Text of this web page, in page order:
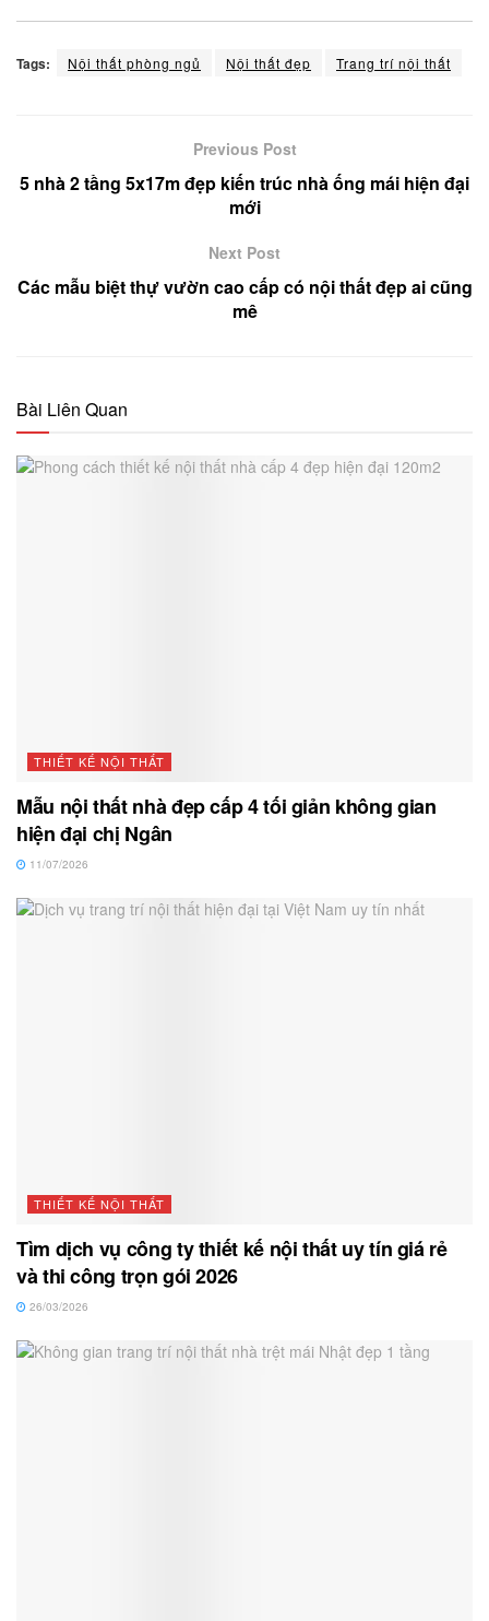
Tags: Nội thất phòng ngủ Nội thất đẹp Trang trí nội thất
Previous Post
5 nhà 2 tầng 5x17m đẹp kiến trúc nhà ống mái hiện đại
mới
Next Post
Các mẫu biệt thự vườn cao cấp có nội thất đẹp ai cũng
mê
Bài Liên Quan
THIẾT KẾ NỘI THẤT
Mẫu nội thất nhà đẹp cấp 4 tối giản không gian
hiện đại chị Ngân
11/07/2026
THIẾT KẾ NỘI THẤT
Tìm dịch vụ công ty thiết kế nội thất uy tín giá rẻ
và thi công trọn gói 2026
26/03/2026